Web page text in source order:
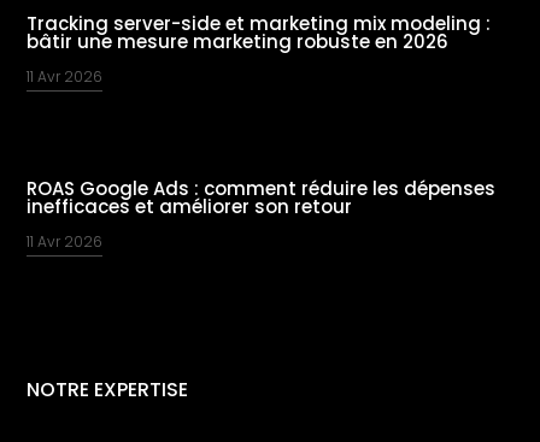
Tracking server-side et marketing mix modeling :
bâtir une mesure marketing robuste en 2026
11 Avr 2026
ROAS Google Ads : comment réduire les dépenses
inefficaces et améliorer son retour
11 Avr 2026
NOTRE EXPERTISE